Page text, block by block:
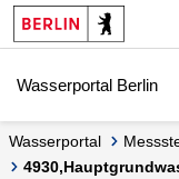
Springe zur Navigation
Springe zum Inhalt
Wasserportal Berlin
Wasserportal